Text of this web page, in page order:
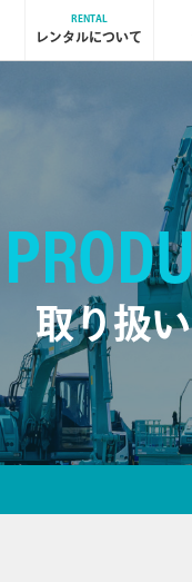
RENTAL
レンタルについて
取り扱